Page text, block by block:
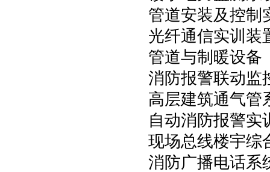
管道安装及控制
光纤通信实训装
管道与制暖设备
消防报警联动监
高层建筑通气管
自动消防报警实
现场总线楼宇综
消防广播电话系